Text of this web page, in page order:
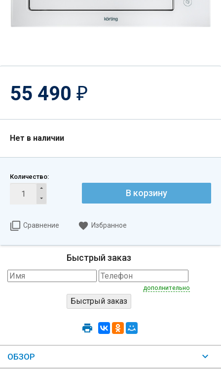
55 490 ₽
Нет в наличии
Количество:
В корзину
Сравнение Избранное
Быстрый заказ
дополнительно
ОБЗОР